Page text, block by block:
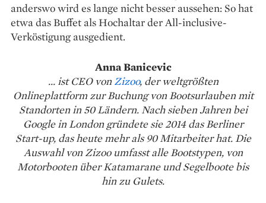
anderswo wird es lange nicht besser aussehen: So hat
etwa das Buffet als Hochaltar der All-inclusive-
Verköstigung ausgedient.
Anna Banicevic
... ist CEO vonZizoo, der weltgrößten
Onlineplattform zur Buchung von Bootsurlauben mit
Standorten in 50 Ländern. Nach sieben Jahren bei
Google in London gründete sie 2014 das Berliner
Start-up, das heute mehr als 90 Mitarbeiter hat. Die
Auswahl von Zizoo umfasst alle Bootstypen, von
Motorbooten über Katamarane und Segelboote bis
hin zu Gulets.